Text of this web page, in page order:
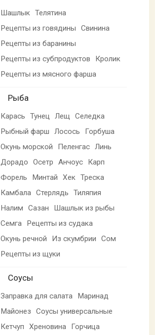
Шашлык Телятина
Рецепты из говядины
Свинина
Рецепты из баранины
Рецепты из субпродуктов
Кролик
Рецепты из мясного фарша
Рыба
Карась Тунец Лещ
Селедка
Рыбный фарш
Лосось
Горбуша
Окунь морской
Пеленгас Линь
Дорадо
Осетр Анчоус
Карп
Форель
Минтай Хек Треска
Камбала Стерлядь
Тиляпия
Налим
Сазан
Шашлык из рыбы
Семга
Рецепты из судака
Окунь речной
Из скумбрии
Сом
Рецепты из щуки
Соусы
Заправка для салата
Маринад
Майонез
Соусы универсальные
Кетчуп
Хреновина
Горчица